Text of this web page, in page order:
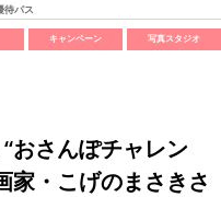
待パス
キャンペーン 写真スタジオ
おさんぽチャレン
家・こげのまさきさ